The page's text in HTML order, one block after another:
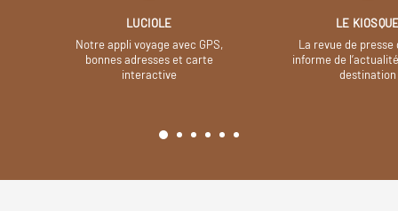
LUCIOLE
Notre appli voyage avec GPS,
bonnes adresses et carte
interactive
LE
La revue de presse
informe de
destination